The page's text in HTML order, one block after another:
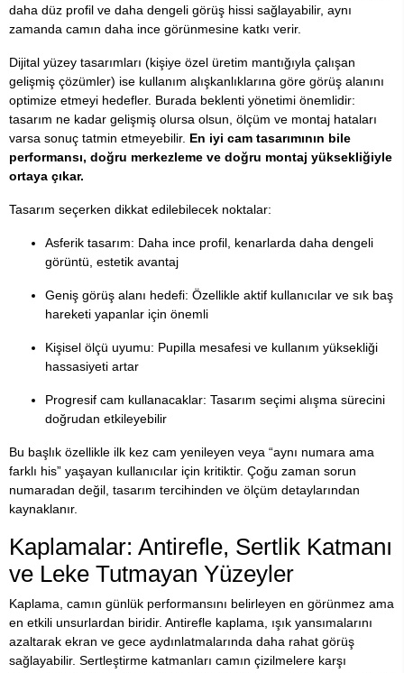
daha düz profil ve daha dengeli görüş hissi sağlayabilir, aynı
zamanda camın daha ince görünmesine katkı verir.
Dijital yüzey tasarımları (kişiye özel üretim mantığıyla çalışan
gelişmiş çözümler) ise kullanım alışkanlıklarına göre görüş alanını
optimize etmeyi hedefler. Burada beklenti yönetimi önemlidir:
tasarım ne kadar gelişmiş olursa olsun, ölçüm ve montaj hataları
varsa sonuç tatmin etmeyebilir. En iyi cam tasarımının bile
performansı, doğru merkezleme ve doğru montaj yüksekliğiyle
ortaya çıkar.
Tasarım seçerken dikkat edilebilecek noktalar:
Asferik tasarım: Daha ince profil, kenarlarda daha dengeli
görüntü, estetik avantaj
Geniş görüş alanı hedefi: Özellikle aktif kullanıcılar ve sık baş
hareketi yapanlar için önemli
Kişisel ölçü uyumu: Pupilla mesafesi ve kullanım yüksekliği
hassasiyeti artar
Progresif cam kullanacaklar: Tasarım seçimi alışma sürecini
doğrudan etkileyebilir
Bu başlık özellikle ilk kez cam yenileyen veya “aynı numara ama
farklı his” yaşayan kullanıcılar için kritiktir. Çoğu zaman sorun
numaradan değil, tasarım tercihinden ve ölçüm detaylarından
kaynaklanır.
Kaplamalar: Antirefle, Sertlik Katmanı
ve Leke Tutmayan Yüzeyler
Kaplama, camın günlük performansını belirleyen en görünmez ama
en etkili unsurlardan biridir. Antirefle kaplama, ışık yansımalarını
azaltarak ekran ve gece aydınlatmalarında daha rahat görüş
sağlayabilir. Sertleştirme katmanları camın çizilmelere karşı